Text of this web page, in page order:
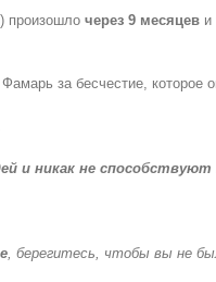
произошло через 9 месяцев и
за бесчестие, которое
и никак не способствуют
, берегитесь, чтобы вы не